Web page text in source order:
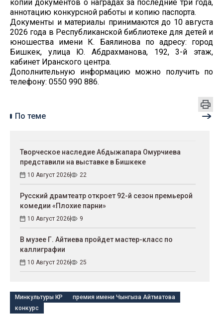
копии документов о наградах за последние три года,
аннотацию конкурсной работы и копию паспорта.
Документы и материалы принимаются до 10 августа
2026 года в Республиканской библиотеке для детей и
юношества имени К. Баялинова по адресу: город
Бишкек, улица Ю. Абдрахманова, 192, 3-й этаж,
кабинет Иранского центра.
Дополнительную информацию можно получить по
телефону: 0550 990 886.
По теме
Творческое наследие Абдыжапара Омурчиева
представили на выставке в Бишкеке
10 Август 2026 22
Русский драмтеатр откроет 92-й сезон премьерой
комедии «Плохие парни»
10 Август 2026 9
В музее Г. Айтиева пройдет мастер-класс по
каллиграфии
10 Август 2026 25
Минкультуры КР
премия имени Чынгыза Айтматова
конкурс